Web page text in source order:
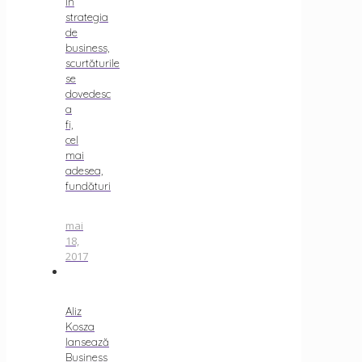
strategia
de
business,
scurtăturile
se
dovedesc
a
fi,
cel
mai
adesea,
fundături
mai
18,
2017
Aliz
Kosza
lansează
Business